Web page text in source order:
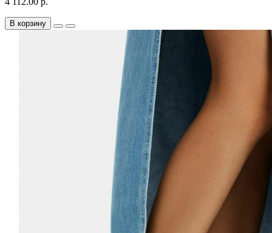
В корзину